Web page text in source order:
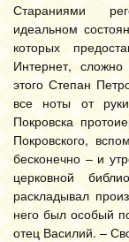
Стараниями
идеальном
которых
Интернет,
этого Степан
все ноты от
Покровска
Покровского,
бесконечно – и
церковной
раскладывал
него был особый
отец Василий. –